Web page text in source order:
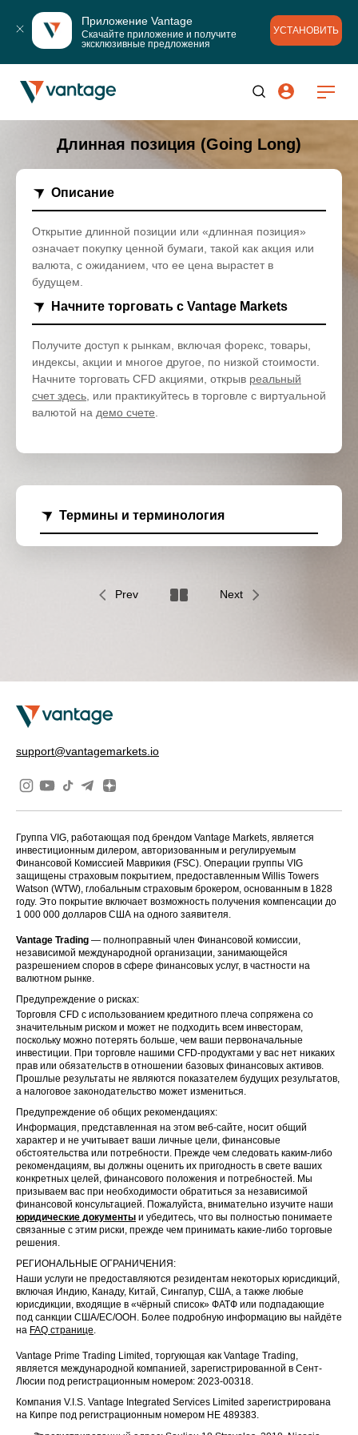
Приложение Vantage
Скачайте приложение и получите
эксклюзивные предложения
УСТАНОВИТЬ
Длинная позиция (Going Long)
Описание
Открытие длинной позиции или «длинная позиция»
означает покупку ценной бумаги, такой как акция или
валюта, с ожиданием, что ее цена вырастет в
будущем.
Начните торговать с Vantage Markets
Получите доступ к рынкам, включая форекс, товары,
индексы, акции и многое другое, по низкой стоимости.
Начните торговать CFD акциями, открыв реальный
счет здесь , или практикуйтесь в торговле с виртуальной
валютой на демо счете
Термины и терминология
Prev Next
support@vantagemarkets.io
Группа VIG, работающая под брендом Vantage Markets, является
инвестиционным дилером, авторизованным и регулируемым
Финансовой Комиссией Маврикия (FSC). Операции группы VIG
защищены страховым покрытием, предоставленным Willis Towers
Watson (WTW), глобальным страховым брокером, основанным в 1828
году. Это покрытие включает возможность получения компенсации до
1 000 000 долларов США на одного заявителя.
Vantage Trading — полноправный член Финансовой комиссии,
независимой международной организации, занимающейся
разрешением споров в сфере финансовых услуг, в частности на
валютном рынке.
Предупреждение о рисках:
Торговля CFD с использованием кредитного плеча сопряжена со
значительным риском и может не подходить всем инвесторам,
поскольку можно потерять больше, чем ваши первоначальные
инвестиции. При торговле нашими CFD-продуктами у вас нет никаких
прав или обязательств в отношении базовых финансовых активов.
Прошлые результаты не являются показателем будущих результатов,
а налоговое законодательство может измениться.
Предупреждение об общих рекомендациях:
Информация, представленная на этом веб-сайте, носит общий
характер и не учитывает ваши личные цели, финансовые
обстоятельства или потребности. Прежде чем следовать каким-либо
рекомендациям, вы должны оценить их пригодность в свете ваших
конкретных целей, финансового положения и потребностей. Мы
призываем вас при необходимости обратиться за независимой
финансовой консультацией. Пожалуйста, внимательно изучите наши
юридические документы и убедитесь, что вы полностью понимаете
связанные с этим риски, прежде чем принимать какие-либо торговые
решения.
РЕГИОНАЛЬНЫЕ ОГРАНИЧЕНИЯ:
Наши услуги не предоставляются резидентам некоторых юрисдикций,
включая Индию, Канаду, Китай, Сингапур, США, а также любые
юрисдикции, входящие в «чёрный список» ФАТФ или подпадающие
под санкции США/ЕС/ООН. Более подробную информацию вы найдёте
на FAQ странице.
Vantage Prime Trading Limited, торгующая как Vantage Trading,
является международной компанией, зарегистрированной в Сент-
Люсии под регистрационным номером: 2023-00318.
Компания V.I.S. Vantage Integrated Services Limited зарегистрирована
на Кипре под регистрационным номером HE 489383.